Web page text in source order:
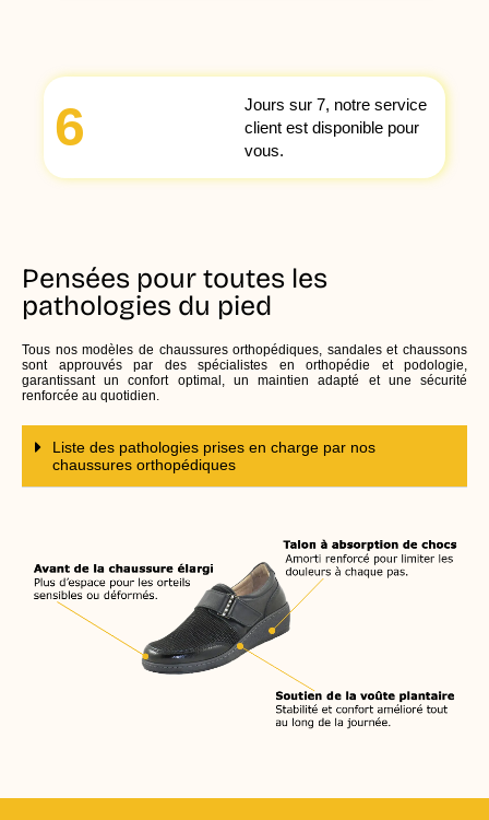
Jours sur 7, notre service
client est disponible pour
vous.
6
Pensées pour toutes les
pathologies du pied
Tous nos modèles de chaussures orthopédiques, sandales et chaussons
sont approuvés par des spécialistes en orthopédie et podologie,
garantissant un confort optimal, un maintien adapté et une sécurité
renforcée au quotidien.
Liste des pathologies prises en charge par nos
chaussures orthopédiques